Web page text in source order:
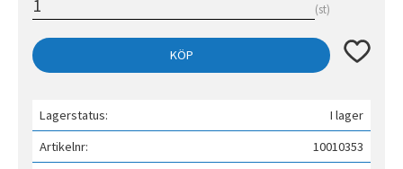
st
KÖP Lägg till
Lagerstatus
I lager
Artikelnr
10010353